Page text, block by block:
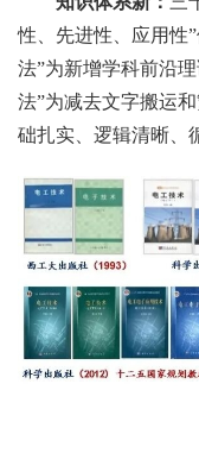
性、先进性、应用性
法”为新增学科前沿
法”为减去文字搬运
础扎实、逻辑清晰、